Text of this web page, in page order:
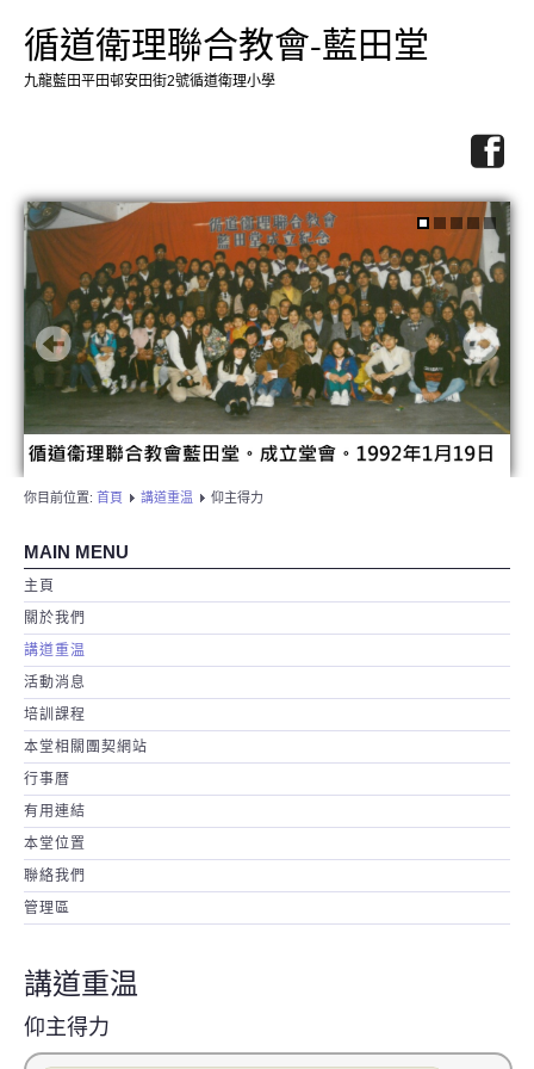
循道衛理聯合教會-藍田堂
九龍藍田平田邨安田街2號循道衛理小學
MAIN MENU
主頁
關於我們
講道重温
活動消息
培訓課程
本堂相關團契網站
行事暦
有用連結
本堂位置
聯絡我們
管理區
講道重温
仰主得力